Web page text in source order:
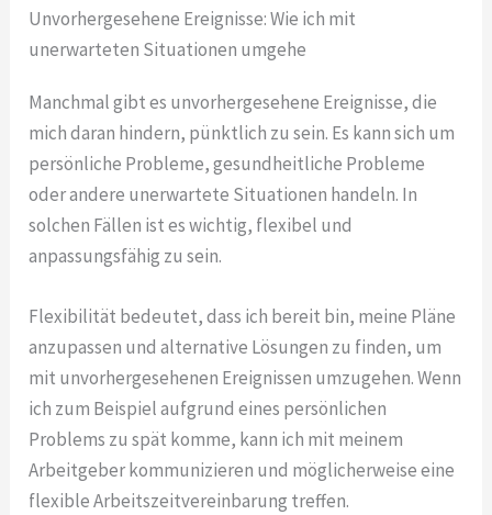
Unvorhergesehene Ereignisse: Wie ich mit
unerwarteten Situationen umgehe
Manchmal gibt es unvorhergesehene Ereignisse, die
mich daran hindern, pünktlich zu sein. Es kann sich um
persönliche Probleme, gesundheitliche Probleme
oder andere unerwartete Situationen handeln. In
solchen Fällen ist es wichtig, flexibel und
anpassungsfähig zu sein.
Flexibilität bedeutet, dass ich bereit bin, meine Pläne
anzupassen und alternative Lösungen zu finden, um
mit unvorhergesehenen Ereignissen umzugehen. Wenn
ich zum Beispiel aufgrund eines persönlichen
Problems zu spät komme, kann ich mit meinem
Arbeitgeber kommunizieren und möglicherweise eine
flexible Arbeitszeitvereinbarung treffen.